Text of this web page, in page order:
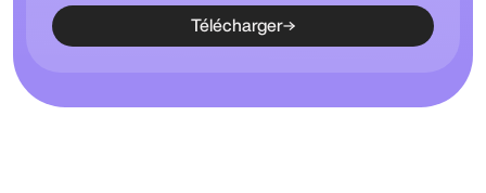
Télécharger